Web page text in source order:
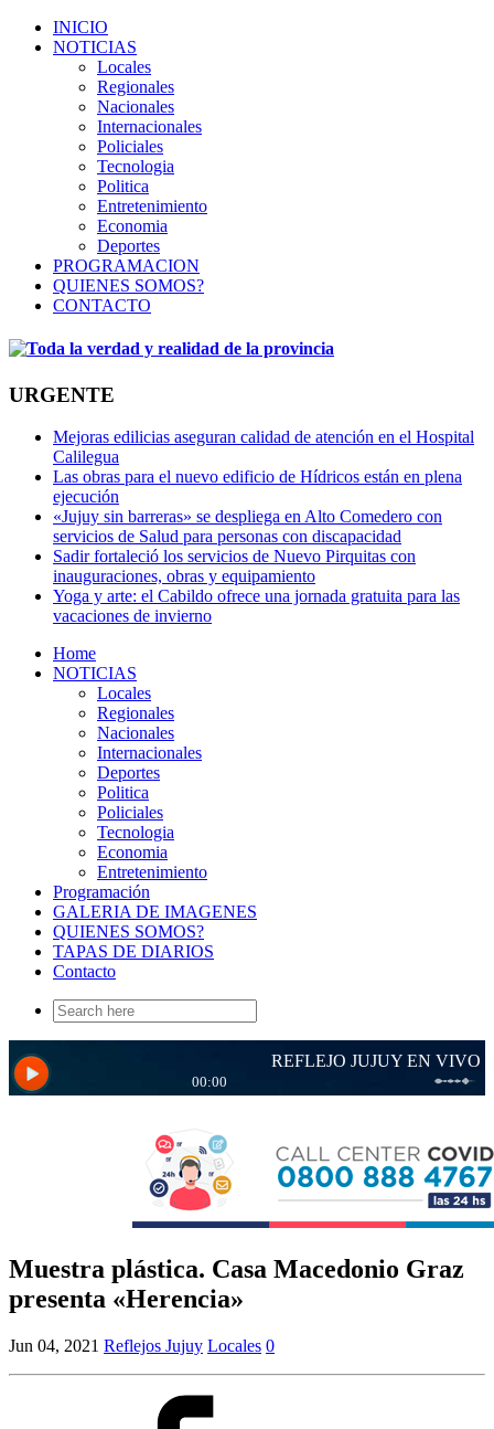
INICIO
NOTICIAS
Locales
Regionales
Nacionales
Internacionales
Policiales
Tecnologia
Politica
Entretenimiento
Economia
Deportes
PROGRAMACION
QUIENES SOMOS?
CONTACTO
URGENTE
Mejoras edilicias aseguran calidad de atención en el Hospital
Calilegua
Las obras para el nuevo edificio de Hídricos están en plena
ejecución
«Jujuy sin barreras» se despliega en Alto Comedero con
servicios de Salud para personas con discapacidad
Sadir fortaleció los servicios de Nuevo Pirquitas con
inauguraciones, obras y equipamiento
Yoga y arte: el Cabildo ofrece una jornada gratuita para las
vacaciones de invierno
Home
NOTICIAS
Locales
Regionales
Nacionales
Internacionales
Deportes
Politica
Policiales
Tecnologia
Economia
Entretenimiento
Programación
GALERIA DE IMAGENES
QUIENES SOMOS?
TAPAS DE DIARIOS
Contacto
Search
for:
Muestra plástica. Casa Macedonio Graz
presenta «Herencia»
Jun 04, 2021 Reflejos Jujuy Locales 0